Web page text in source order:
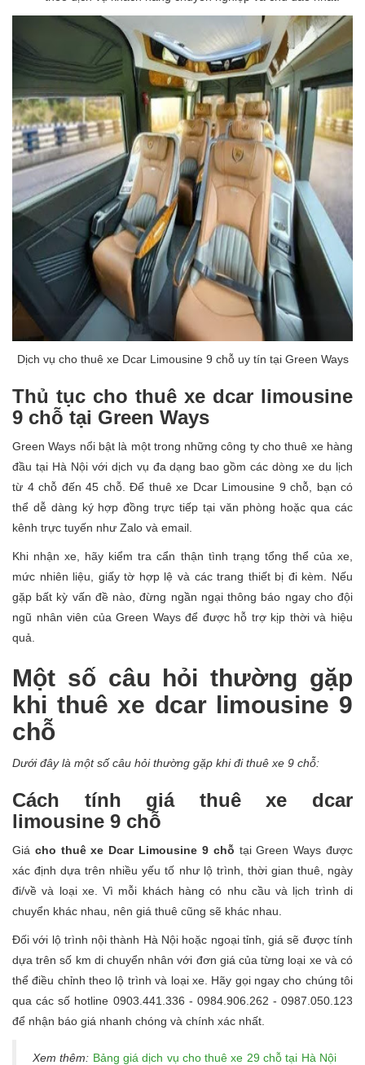
Dịch vụ cho thuê xe Dcar Limousine 9 chỗ uy tín tại Green Ways
Thủ tục cho thuê xe dcar limousine
9 chỗ tại Green Ways
Green Ways nổi bật là một trong những công ty cho thuê xe hàng
đầu tại Hà Nội với dịch vụ đa dạng bao gồm các dòng xe du lịch
từ 4 chỗ đến 45 chỗ. Để thuê xe Dcar Limousine 9 chỗ, bạn có
thể dễ dàng ký hợp đồng trực tiếp tại văn phòng hoặc qua các
kênh trực tuyến như Zalo và email.
Khi nhận xe, hãy kiểm tra cẩn thận tình trạng tổng thể của xe,
mức nhiên liệu, giấy tờ hợp lệ và các trang thiết bị đi kèm. Nếu
gặp bất kỳ vấn đề nào, đừng ngần ngại thông báo ngay cho đội
ngũ nhân viên của Green Ways để được hỗ trợ kịp thời và hiệu
quả.
Một số câu hỏi thường gặp
khi thuê xe dcar limousine 9
chỗ
Dưới đây là một số câu hỏi thường gặp khi đi thuê xe 9 chỗ:
Cách tính giá thuê xe dcar
limousine 9 chỗ
Giá cho thuê xe Dcar Limousine 9 chỗ tại Green Ways được
xác định dựa trên nhiều yếu tố như lộ trình, thời gian thuê, ngày
đi/về và loại xe. Vì mỗi khách hàng có nhu cầu và lịch trình di
chuyển khác nhau, nên giá thuê cũng sẽ khác nhau.
Đối với lộ trình nội thành Hà Nội hoặc ngoại tỉnh, giá sẽ được tính
dựa trên số km di chuyển nhân với đơn giá của từng loại xe và có
thể điều chỉnh theo lộ trình và loại xe. Hãy gọi ngay cho chúng tôi
qua các số hotline 0903.441.336 - 0984.906.262 - 0987.050.123
để nhận báo giá nhanh chóng và chính xác nhất.
Xem thêm: Bảng giá dịch vụ cho thuê xe 29 chỗ tại Hà Nội